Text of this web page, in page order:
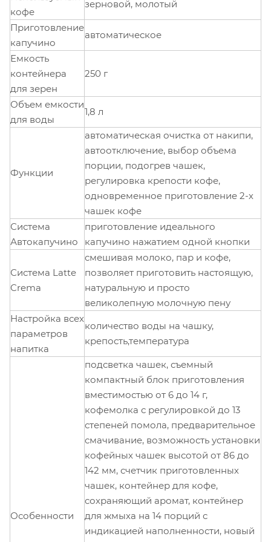
кофе
зерновой, молотый
Приготовление
капучино
автоматическое
Емкость
контейнера
для зерен
250 г
Объем емкости
для воды
1,8 л
Функции
автоматическая очистка от накипи,
автоотключение, выбор объема
порции, подогрев чашек,
регулировка крепости кофе,
одновременное приготовление 2-х
чашек кофе
Система
Автокапучино
приготовление идеального
капучино нажатием одной кнопки
Система Latte
Crema
смешивая молоко, пар и кофе,
позволяет приготовить настоящую,
натуральную и просто
великолепную молочную пену
Настройка всех
параметров
напитка
количество воды на чашку,
крепость,температура
Особенности
подсветка чашек, съемный
компактный блок приготовления
вместимостью от 6 до 14 г,
кофемолка с регулировкой до 13
степеней помола, предварительное
смачивание, возможность установки
кофейных чашек высотой от 86 до
142 мм, счетчик приготовленных
чашек, контейнер для кофе,
сохраняющий аромат, контейнер
для жмыха на 14 порций с
индикацией наполненности, новый